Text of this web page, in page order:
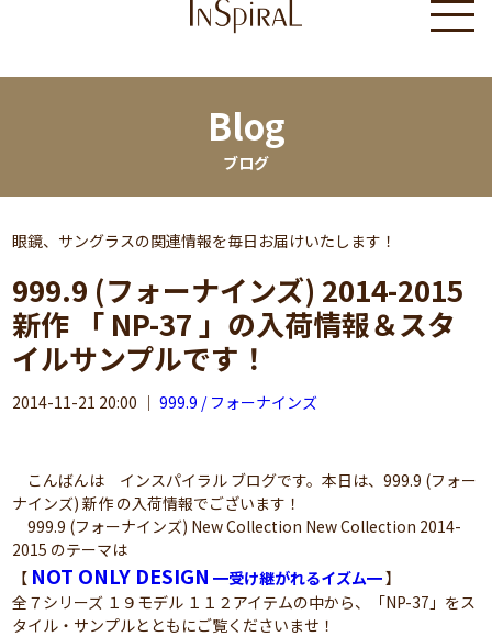
Blog
ブログ
眼鏡、サングラスの関連情報を毎日お届けいたします！
999.9 (フォーナインズ) 2014-2015
新作 「 NP-37 」の入荷情報＆スタ
イルサンプルです！
2014-11-21 20:00 ｜999.9 / フォーナインズ
こんばんは インスパイラル ブログです。本日は、999.9 (フォー
ナインズ) 新作 の入荷情報でございます！
999.9 (フォーナインズ) New Collection New Collection 2014-
2015 のテーマは
【 NOT ONLY DESIGN ━受け継がれるイズム━】
全７シリーズ １９モデル １１２アイテムの中から、「NP-37」をス
タイル・サンプルとともにご覧くださいませ！